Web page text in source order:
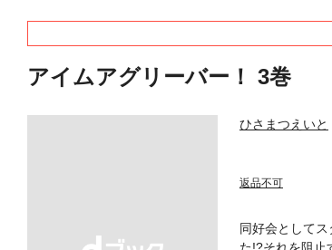
アイムアグリーバー！ 3巻
ひさまつえいと
返品不可
同好会として